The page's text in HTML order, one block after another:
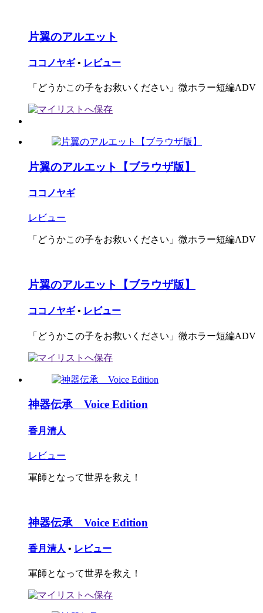
片翼のアルエット
ココノヤギ • レビュー
「どうかこの子をお救いください」微ホラー短編ADV
片翼のアルエット【ブラウザ版】
ココノヤギ
レビュー
「どうかこの子をお救いください」微ホラー短編ADV
片翼のアルエット【ブラウザ版】
ココノヤギ • レビュー
「どうかこの子をお救いください」微ホラー短編ADV
神器伝承 Voice Edition
香月清人
レビュー
軍師となって世界を救え！
神器伝承 Voice Edition
香月清人 • レビュー
軍師となって世界を救え！